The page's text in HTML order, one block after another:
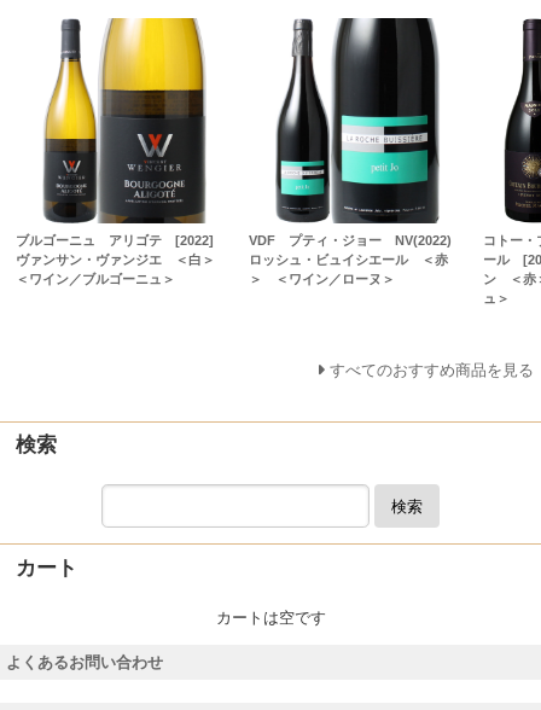
ブルゴーニュ アリゴテ [2022]
ヴァンサン・ヴァンジエ ＜白＞
＜ワイン／ブルゴーニュ＞
VDF プティ・ジョー NV(2022)
ロッシュ・ビュイシエール ＜赤
＞ ＜ワイン／ローヌ＞
コトー・
ール
ン ＜赤
ュ＞
すべてのおすすめ商品を見る
検索
検索
カート
カートは空です
よくあるお問い合わせ